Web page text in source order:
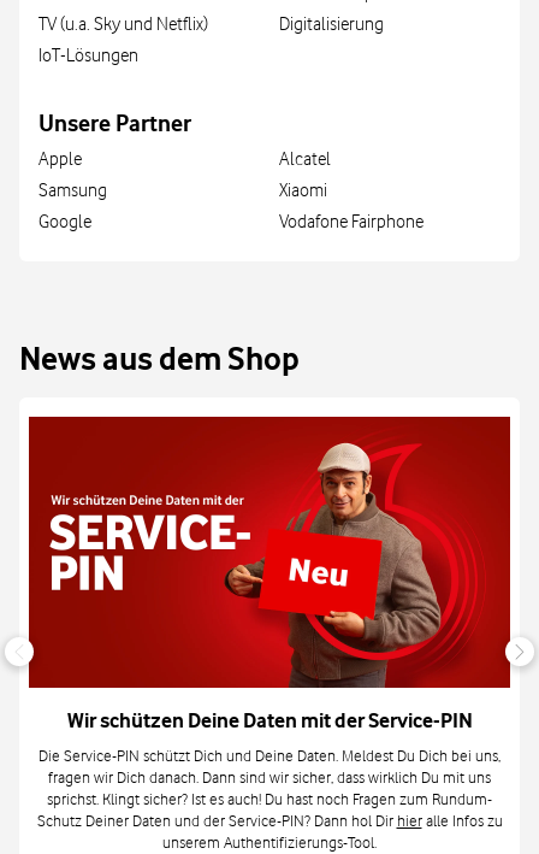
TV (u.a. Sky und Netflix)
IoT-Lösungen
Digitalisierung
Unsere Partner
Apple
Samsung
Google
Alcatel
Xiaomi
Vodafone Fairphone
News aus dem Shop
Wir schützen Deine Daten mit der Service-PIN
Die Service-PIN schützt Dich und Deine Daten. Meldest Du Dich bei uns,
fragen wir Dich danach. Dann sind wir sicher, dass wirklich Du mit uns
sprichst. Klingt sicher? Ist es auch! Du hast noch Fragen zum Rundum-
Schutz Deiner Daten und der Service-PIN? Dann hol Dir hieralle Infos zu
unserem Authentifizierungs-Tool.